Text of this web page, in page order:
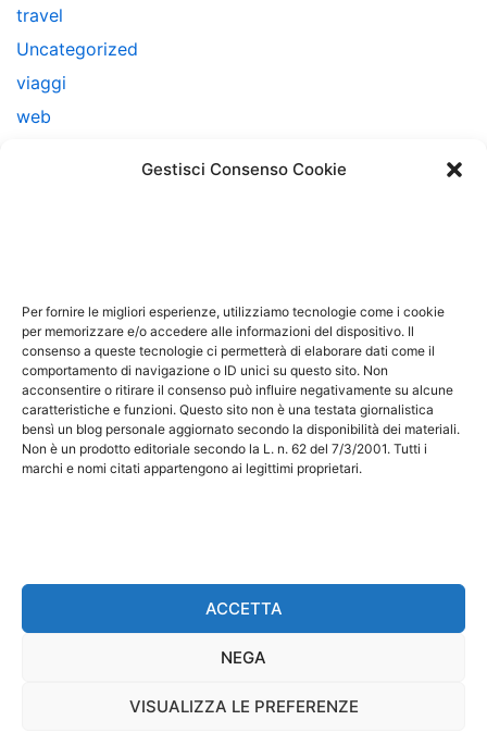
Gestisci Consenso Cookie
Per fornire le migliori esperienze, utilizziamo tecnologie come i cookie
per memorizzare e/o accedere alle informazioni del dispositivo. Il
consenso a queste tecnologie ci permetterà di elaborare dati come il
comportamento di navigazione o ID unici su questo sito. Non
acconsentire o ritirare il consenso può influire negativamente su alcune
caratteristiche e funzioni. Questo sito non è una testata giornalistica
bensì un blog personale aggiornato secondo la disponibilità dei materiali.
Non è un prodotto editoriale secondo la L. n. 62 del 7/3/2001. Tutti i
marchi e nomi citati appartengono ai legittimi proprietari.
ACCETTA
NEGA
VISUALIZZA LE PREFERENZE
travel
Uncategorized
viaggi
web
disponibilità e la reperibilità dei materiali. Pertanto non
può essere considerato in alcun modo un prodotto
editoriale ai sensi della L. n. 62 del 7/3/2001. Tutti i
marchi riportati appartengono ai legittimi proprietari;
marchi di terzi, nomi di prodotti, nomi commerciali,
nomi corporativi e società citati possono essere
senza alcun fine di violazione dei diritti di Copyright
vigenti. Questo sito utilizza solo cookie tecnici, in
totale rispetto della normativa europea. Maggiori
PRIVACY